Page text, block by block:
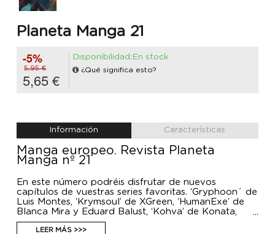
Planeta Manga 21
-5%
5,95 €
5,65 €
Disponibilidad:En stock
¿Qué significa esto?
Información Características
Manga europeo. Revista Planeta
Manga nº 21
En este número podréis disfrutar de nuevos
capítulos de vuestras series favoritas. ‘Gryphoon´ de
Luis Montes, ‘Krymsoul’ de XGreen, ‘HumanExe’ de
Blanca Mira y Eduard Balust, ‘Kohva’ de Konata,
‘Perfeddion’ de Dani Bermúdez y Fidel del Tovar,
‘Hysteria`de Lolita Aldea y Sergio Hernández y
LEER MÁS >>>